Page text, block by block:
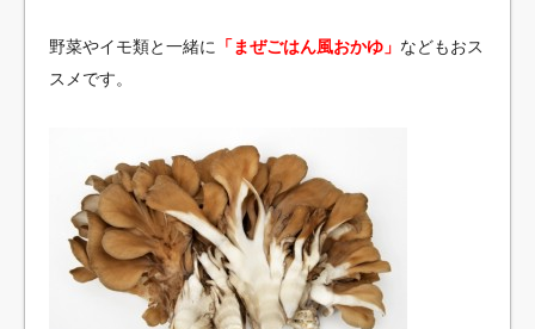
野菜やイモ類と一緒に 「まぜごはん風おかゆ」 などもおス
スメです。